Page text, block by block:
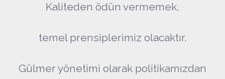
Kaliteden ödün vermemek,
temel prensiplerimiz olacaktır.
Gülmer yönetimi olarak politikamızdan